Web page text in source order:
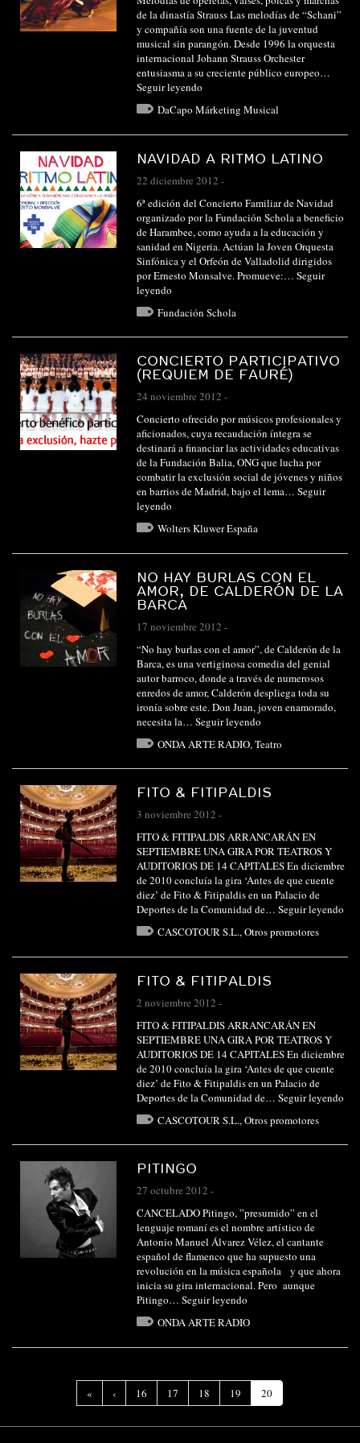
de la dinastía Strauss Las melodías de “Schani”
y compañía son una fuente de la juventud
musical sin parangón. Desde 1996 la orquesta
internacional Johann Strauss Orchester
entusiasma a su creciente público europeo…
Seguir leyendo
DaCapo Márketing Musical
NAVIDAD A RITMO LATINO
22 diciembre 2012 -
6ª edición del Concierto Familiar de Navidad
organizado por la Fundación Schola a beneficio
de Harambee, como ayuda a la educación y
sanidad en Nigeria. Actúan la Joven Orquesta
Sinfónica y el Orfeón de Valladolid dirigidos
por Ernesto Monsalve. Promueve:… Seguir
leyendo
Fundación Schola
CONCIERTO PARTICIPATIVO
(REQUIEM DE FAURÉ)
24 noviembre 2012 -
Concierto ofrecido por músicos profesionales y
aficionados, cuya recaudación íntegra se
destinará a financiar las actividades educativas
de la Fundación Balia, ONG que lucha por
combatir la exclusión social de jóvenes y niños
en barrios de Madrid, bajo el lema… Seguir
leyendo
Wolters Kluwer España
NO HAY BURLAS CON EL
AMOR, DE CALDERÓN DE LA
BARCA
17 noviembre 2012 -
“No hay burlas con el amor”, de Calderón de la
Barca, es una vertiginosa comedia del genial
autor barroco, donde a través de numerosos
enredos de amor, Calderón despliega toda su
ironía sobre este. Don Juan, joven enamorado,
necesita la… Seguir leyendo
ONDA ARTE RADIO, Teatro
FITO & FITIPALDIS
3 noviembre 2012 -
FITO & FITIPALDIS ARRANCARÁN EN
SEPTIEMBRE UNA GIRA POR TEATROS Y
AUDITORIOS DE 14 CAPITALES En diciembre
de 2010 concluía la gira ‘Antes de que cuente
diez’ de Fito & Fitipaldis en un Palacio de
Deportes de la Comunidad de… Seguir leyendo
CASCOTOUR S.L.,Otros promotores
FITO & FITIPALDIS
2 noviembre 2012 -
FITO & FITIPALDIS ARRANCARÁN EN
SEPTIEMBRE UNA GIRA POR TEATROS Y
AUDITORIOS DE 14 CAPITALES En diciembre
de 2010 concluía la gira ‘Antes de que cuente
diez’ de Fito & Fitipaldis en un Palacio de
Deportes de la Comunidad de… Seguir leyendo
CASCOTOUR S.L., Otros promotores
PITINGO
27 octubre 2012 -
CANCELADO Pitingo, ”presumido” en el
lenguaje romaní es el nombre artístico de
Antonio Manuel Álvarez Vélez, el cantante
español de flamenco que ha supuesto una
revolución en la música española y que ahora
inicia su gira internacional. Pero aunque
Pitingo… Seguir leyendo
ONDA ARTE RADIO
« ‹ 16 17 18 19 20(Página
actual)